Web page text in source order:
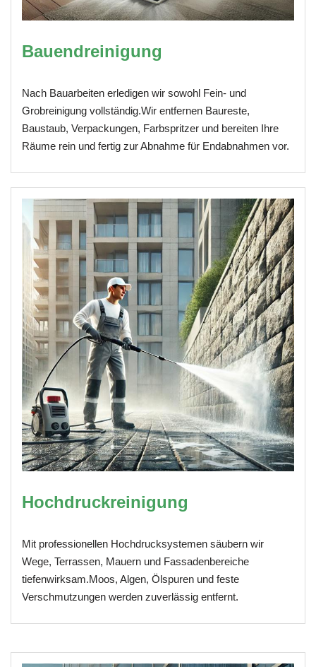
Bauendreinigung
Nach Bauarbeiten erledigen wir sowohl Fein- und
Grobreinigung vollständig.Wir entfernen Baureste,
Baustaub, Verpackungen, Farbspritzer und bereiten Ihre
Räume rein und fertig zur Abnahme für Endabnahmen vor.
Hochdruckreinigung
Mit professionellen Hochdrucksystemen säubern wir
Wege, Terrassen, Mauern und Fassadenbereiche
tiefenwirksam.Moos, Algen, Ölspuren und feste
Verschmutzungen werden zuverlässig entfernt.